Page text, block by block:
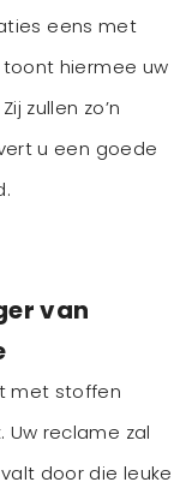
eens met
hiermee uw
zullen zo’n
u een goede
van
met stoffen
reclame zal
door die leuke